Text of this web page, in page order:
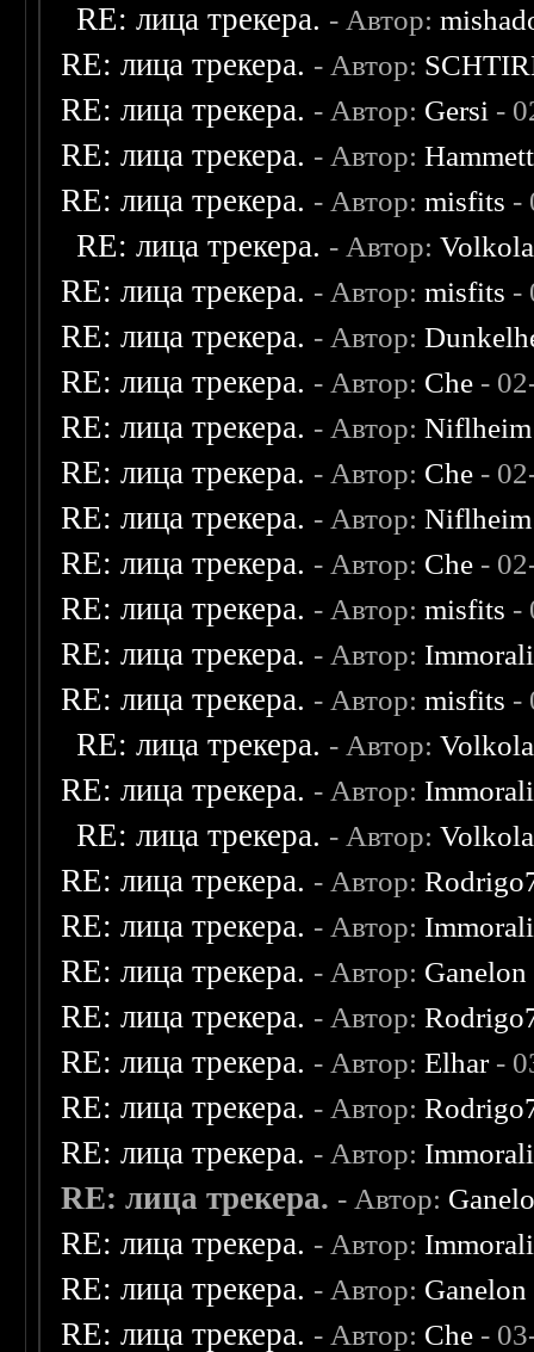
RE: лица трекера. - Автор:
RE: лица трекера. - Автор:
RE: лица трекера. - Автор: Gersi -
RE: лица трекера. - Автор:Hammett
RE: лица трекера. - Автор:misfits -
RE: лица трекера. - Автор:
RE: лица трекера. - Автор:misfits -
RE: лица трекера. - Автор:
RE: лица трекера. - Автор: Che -
RE: лица трекера. - Автор:Niflheim
RE: лица трекера. - Автор: Che -
RE: лица трекера. - Автор:Niflheim
RE: лица трекера. - Автор: Che -
RE: лица трекера. - Автор:misfits -
RE: лица трекера. - Автор:
RE: лица трекера. - Автор:misfits -
RE: лица трекера. - Автор:
RE: лица трекера. - Автор:
RE: лица трекера. - Автор:
RE: лица трекера. - Автор:
RE: лица трекера. - Автор:
RE: лица трекера. - Автор: Ganelon
RE: лица трекера. - Автор:
RE: лица трекера. - Автор:Elhar-
RE: лица трекера. - Автор:
RE: лица трекера. - Автор:
RE: лица трекера. - Автор:
RE: лица трекера. - Автор:
RE: лица трекера. - Автор: Ganelon
RE: лица трекера. - Автор: Che -